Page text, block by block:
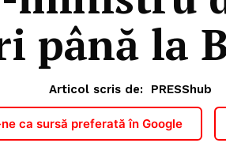
până la
Articol scris de: PRESShub
ca sursă preferată în Google